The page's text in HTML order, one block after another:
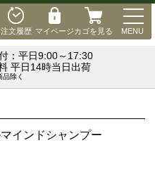
注文履歴 マイページカゴを見る MENU
：平日9:00～17:30
平日14時当日出荷
除く
インドシャンプー